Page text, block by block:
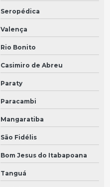
Seropédica
Valença
Rio Bonito
Casimiro de Abreu
Paraty
Paracambi
Mangaratiba
São Fidélis
Bom Jesus do Itabapoana
Tanguá